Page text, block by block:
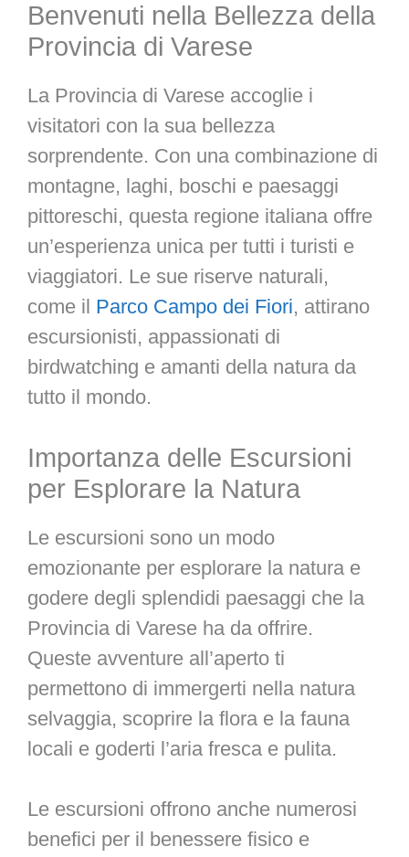
Benvenuti nella Bellezza della
Provincia di Varese
La Provincia di Varese accoglie i
visitatori con la sua bellezza
sorprendente. Con una combinazione di
montagne, laghi, boschi e paesaggi
pittoreschi, questa regione italiana offre
un’esperienza unica per tutti i turisti e
viaggiatori. Le sue riserve naturali,
come il Parco Campo dei Fiori, attirano
escursionisti, appassionati di
birdwatching e amanti della natura da
tutto il mondo.
Importanza delle Escursioni
per Esplorare la Natura
Le escursioni sono un modo
emozionante per esplorare la natura e
godere degli splendidi paesaggi che la
Provincia di Varese ha da offrire.
Queste avventure all’aperto ti
permettono di immergerti nella natura
selvaggia, scoprire la flora e la fauna
locali e goderti l’aria fresca e pulita.
Le escursioni offrono anche numerosi
benefici per il benessere fisico e